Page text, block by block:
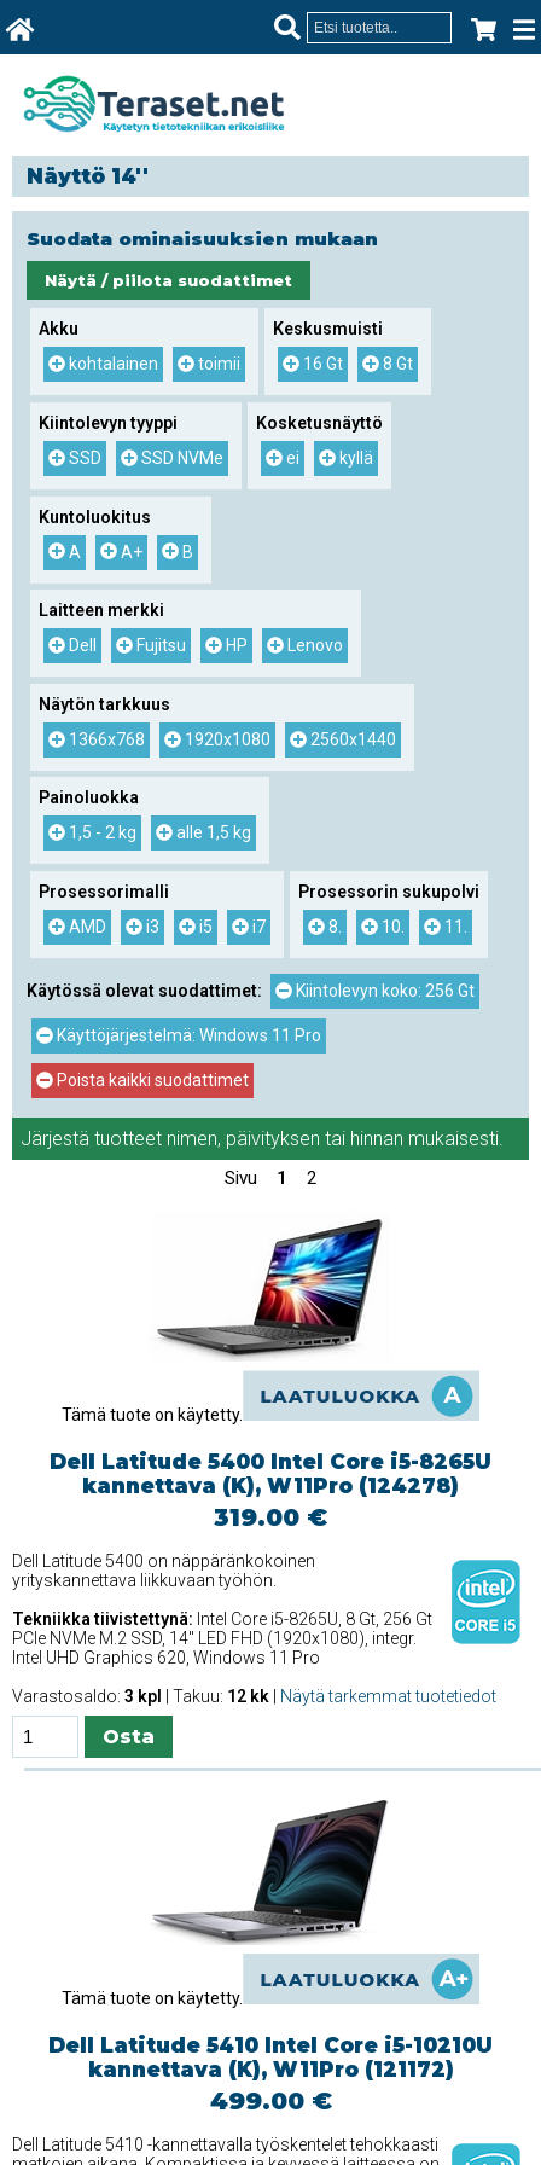
Näyttö 14''
Suodata ominaisuuksien mukaan
Näytä / piilota suodattimet
Akku
kohtalainen
toimii
Keskusmuisti
16 Gt
8 Gt
Kiintolevyn tyyppi
SSD
SSD NVMe
Kosketusnäyttö
ei
kyllä
Kuntoluokitus
A
A+ B
Laitteen merkki
Dell
Fujitsu HP Lenovo
Näytön tarkkuus
1366x768
1920x1080 2560x1440
Painoluokka
1,5 - 2 kg
alle 1,5 kg
Prosessorimalli
AMD
i3 i5 i7
Prosessorin sukupolvi
8.
10. 11.
Käytössä olevat suodattimet: Kiintolevyn koko: 256 Gt
Käyttöjärjestelmä: Windows 11 Pro
Poista kaikki suodattimet
Järjestä tuotteet nimen, päivityksen tai hinnan mukaisesti.
Sivu 1 2
Tämä tuote on käytetty.
Dell Latitude 5400 Intel Core i5-8265U
kannettava (K), W11Pro (124278)
319.00 €
Dell Latitude 5400 on näppäränkokoinen
yrityskannettava liikkuvaan työhön.
Tekniikka tiivistettynä: Intel Core i5-8265U, 8 Gt, 256 Gt
PCIe NVMe M.2 SSD, 14'' LED FHD (1920x1080), integr.
Intel UHD Graphics 620, Windows 11 Pro
Varastosaldo: 3 kpl | Takuu: 12 kk Näytä tarkemmat tuotetiedot
Tämä tuote on käytetty.
Dell Latitude 5410 Intel Core i5-10210U
kannettava (K), W11Pro (121172)
499.00 €
Dell Latitude 5410 -kannettavalla työskentelet tehokkaasti